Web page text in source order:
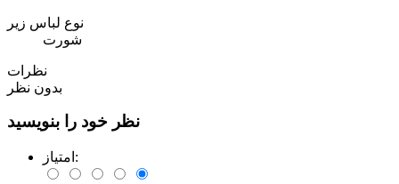
نوع لباس زیر
شورت
نظرات
بدون نظر
نظر خود را بنویسید
امتیاز: